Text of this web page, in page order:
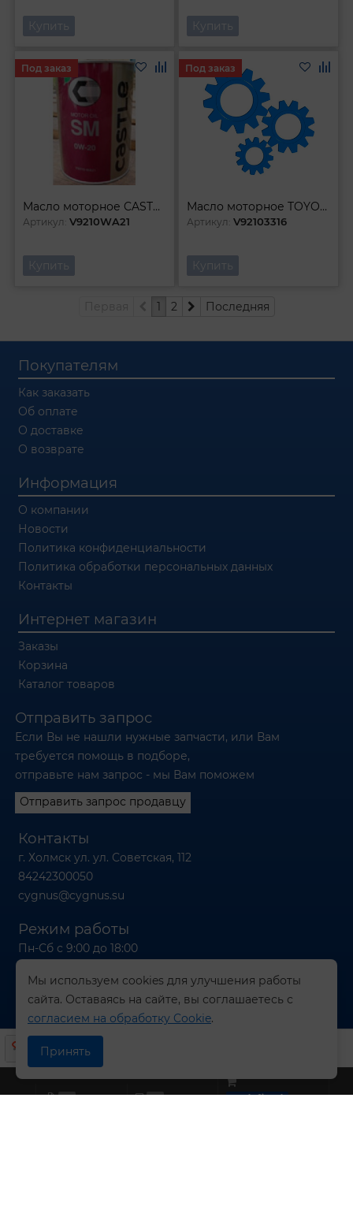
Купить Купить
Масло моторное CASTLE SM 0W-20 1л
Артикул:V9210WA21
Под заказ
Купить
Масло моторное TOYOTA Castle SN/GF-5 0W20 ( 20л)
Артикул:V92103316
Под заказ
Купить
1 2 Последняя
Покупателям
Как заказать
Об оплате
О доставке
О возврате
Информация
О компании
Новости
Политика конфиденциальности
Политика обработки персональных данных
Контакты
Интернет магазин
Заказы
Корзина
Каталог товаров
Отправить запрос
Если Вы не нашли нужные запчасти, или Вам
требуется помощь в подборе,
отправьте нам запрос - мы Вам поможем
Отправить запрос продавцу
Контакты
г. Холмск ул. ул. Советская, 112
84242300050
cygnus@cygnus.su
Режим работы
Пн-Сб с 9:00 до 18:00
0 0 undefined
Мы используем cookies для улучшения работы
сайта. Оставаясь на сайте, вы соглашаетесь с
согласием на обработку Cookie.
Принять